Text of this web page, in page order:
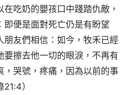
吃奶的嬰孩口中踐踏仇敵，
即便是面對死亡仍是有盼望
朋友們相信：如今，牧禾已經
要擦去他一切的眼淚，不再有
，哭號，疼痛，因為以前的事
）